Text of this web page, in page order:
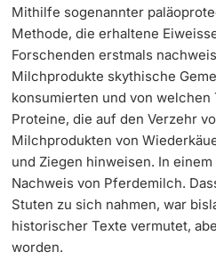
Mithilfe sogenannter
Methode, die erhaltene
Forschenden erstmals
Milchprodukte skythische
konsumierten und von welchen
Proteine, die auf den Verzehr
Milchprodukten von
und Ziegen hinweisen. In
Nachweis von Pferdemilch.
Stuten zu sich nahmen, war
historischer Texte vermutet,
worden.